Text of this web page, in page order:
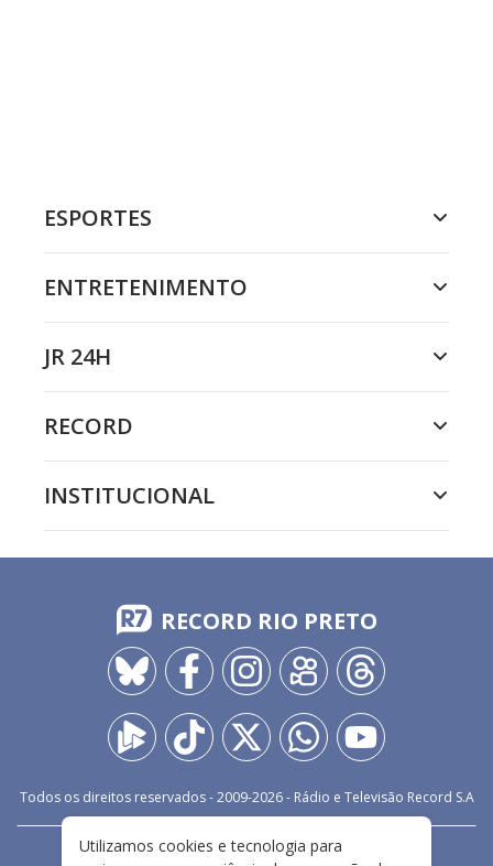
ESPORTES
ENTRETENIMENTO
JR 24H
RECORD
INSTITUCIONAL
RECORD RIO PRETO
Todos os direitos reservados - 2009-2026- Rádio e Televisão Record S.A
FALE CONOSCO PRIVACIDADE
Utilizamos cookies e tecnologia para